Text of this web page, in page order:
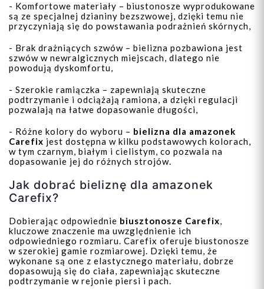
- Komfortowe materiały – biustonosze wyprodukowane
są ze specjalnej dzianiny bezszwowej, dzięki temu nie
przyczyniają się do powstawania podrażnień skórnych,
- Brak drażniących szwów – bielizna pozbawiona jest
szwów w newralgicznych miejscach, dlatego nie
powodują dyskomfortu,
- Szerokie ramiączka – zapewniają skuteczne
podtrzymanie i odciążają ramiona, a dzięki regulacji
pozwalają na łatwe dopasowanie długości,
- Różne kolory do wyboru – bielizna dla amazonek
Carefix jest dostępna w kilku podstawowych kolorach,
w tym czarnym, białym i cielistym, co pozwala na
dopasowanie jej do różnych strojów.
Jak dobrać bieliznę dla amazonek
Carefix?
Dobierając odpowiednie biusztonosze Carefix,
kluczowe znaczenie ma uwzględnienie ich
odpowiedniego rozmiaru. Carefix oferuje biustonosze
w szerokiej gamie rozmiarowej. Dzięki temu, że
wykonane są one z elastycznego materiału, dobrze
dopasowują się do ciała, zapewniając skuteczne
podtrzymanie w rejonie piersi i pach.